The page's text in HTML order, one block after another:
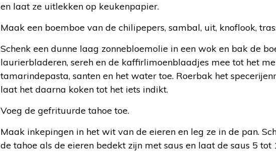
en laat ze uitlekken op keukenpapier.
Maak een boemboe van de chilipepers, sambal, uit, knoflook,
Schenk een dunne laag zonnebloemolie in een wok en bak de
laurierbladeren, sereh en de kaffirlimoenblaadjes mee tot het
tamarindepasta, santen en het water toe. Roerbak het
laat het daarna koken tot het iets indikt.
Voeg de gefrituurde tahoe toe.
Maak inkepingen in het wit van de eieren en leg ze in de pan.
de tahoe als de eieren bedekt zijn met saus en laat de saus 5 tot